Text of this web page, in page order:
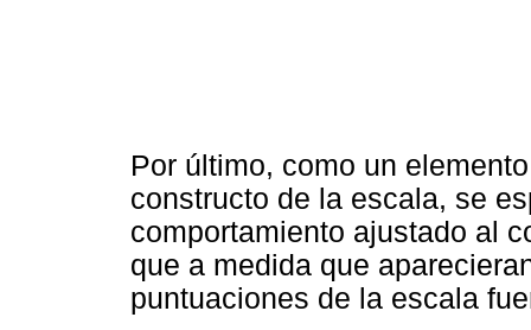
Por último, como un
constructo de la escala, se
comportamiento ajustado al
que a medida que
puntuaciones de la escala